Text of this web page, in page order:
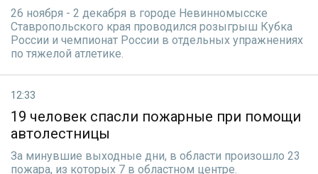
26 ноября - 2 декабря в городе Невинномысске
Ставропольского края проводился розыгрыш Кубка
России и чемпионат России в отдельных упражнениях
по тяжелой атлетике.
12:33
19 человек спасли пожарные при помощи
автолестницы
За минувшие выходные дни, в области произошло 23
пожара, из которых 7 в областном центре.